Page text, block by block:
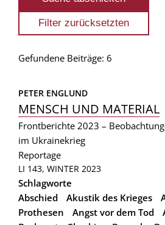
Gefundene Beiträge: 6
PETER ENGLUND
MENSCH UND MATERIAL
Frontberichte 2023 –
im Ukrainekrieg
Reportage
LI 143, WINTER 2023
Schlagworte
Abschied
Akustik des Krieges
Prothesen
Angst vor dem Tod